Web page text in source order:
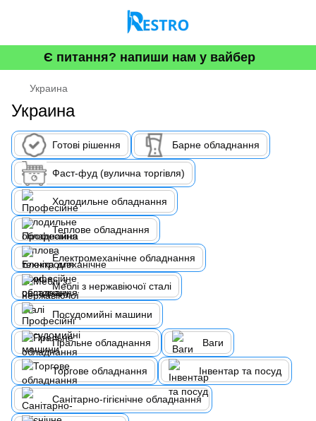
Є питання? напиши нам у вайбер
Украина
Украина
Готові рішення Барне обладнання
Фаст-фуд (вулична торгівля)
Холодильне обладнання
Теплове обладнання
Електромеханічне обладнання
Меблі з нержавіючої сталі
Посудомийні машини
Пральне обладнання Ваги
Торгове обладнання Інвентар та посуд
Санітарно-гігієнічне обладнання